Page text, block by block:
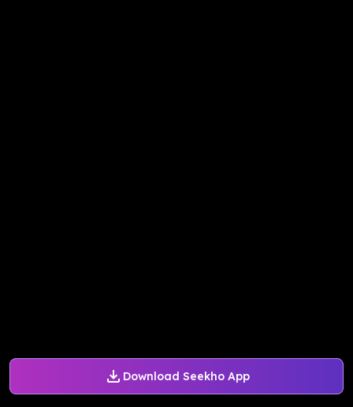
Download Seekho App